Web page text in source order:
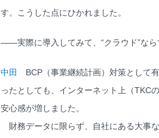
す。こうした点にひかれました。
――実際に導入してみて、“クラウド”なら
中田
BCP（事業継続計画）対策として
ったとしても、インターネット上（TKC
安心感が増しました。
財務データに限らず、自社にある大事